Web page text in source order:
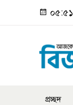
প্রচ্ছদ